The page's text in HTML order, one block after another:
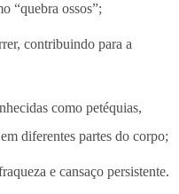
“quebra ossos”;
contribuindo para a
como petéquias,
diferentes partes do corpo;
e cansaço persistente.